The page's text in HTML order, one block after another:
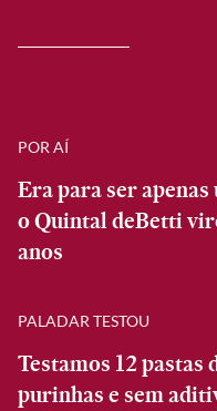
POR AÍ
Era para ser
o Quintal deBetti
anos
PALADAR TESTOU
Testamos 12
purinhas e sem